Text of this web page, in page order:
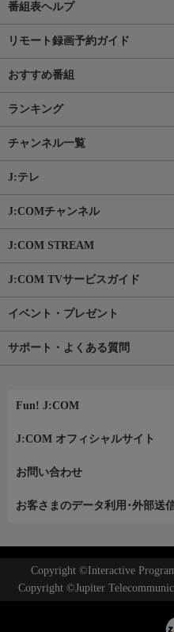
番組表ヘルプ
リモート録画予約ガイド
おすすめ番組
ランキング
チャンネル一覧
J:テレ
J:COMチャンネル
J:COM STREAM
J:COM TVサービスガイド
イベント・プレゼント
サポート・よくある質問
Fun! J:COM
J:COM オフィシャルサイト
お問い合わせ
お客さまのデータ利用･外部送
Copyright ©Interactive
Copyright ©Jupiter